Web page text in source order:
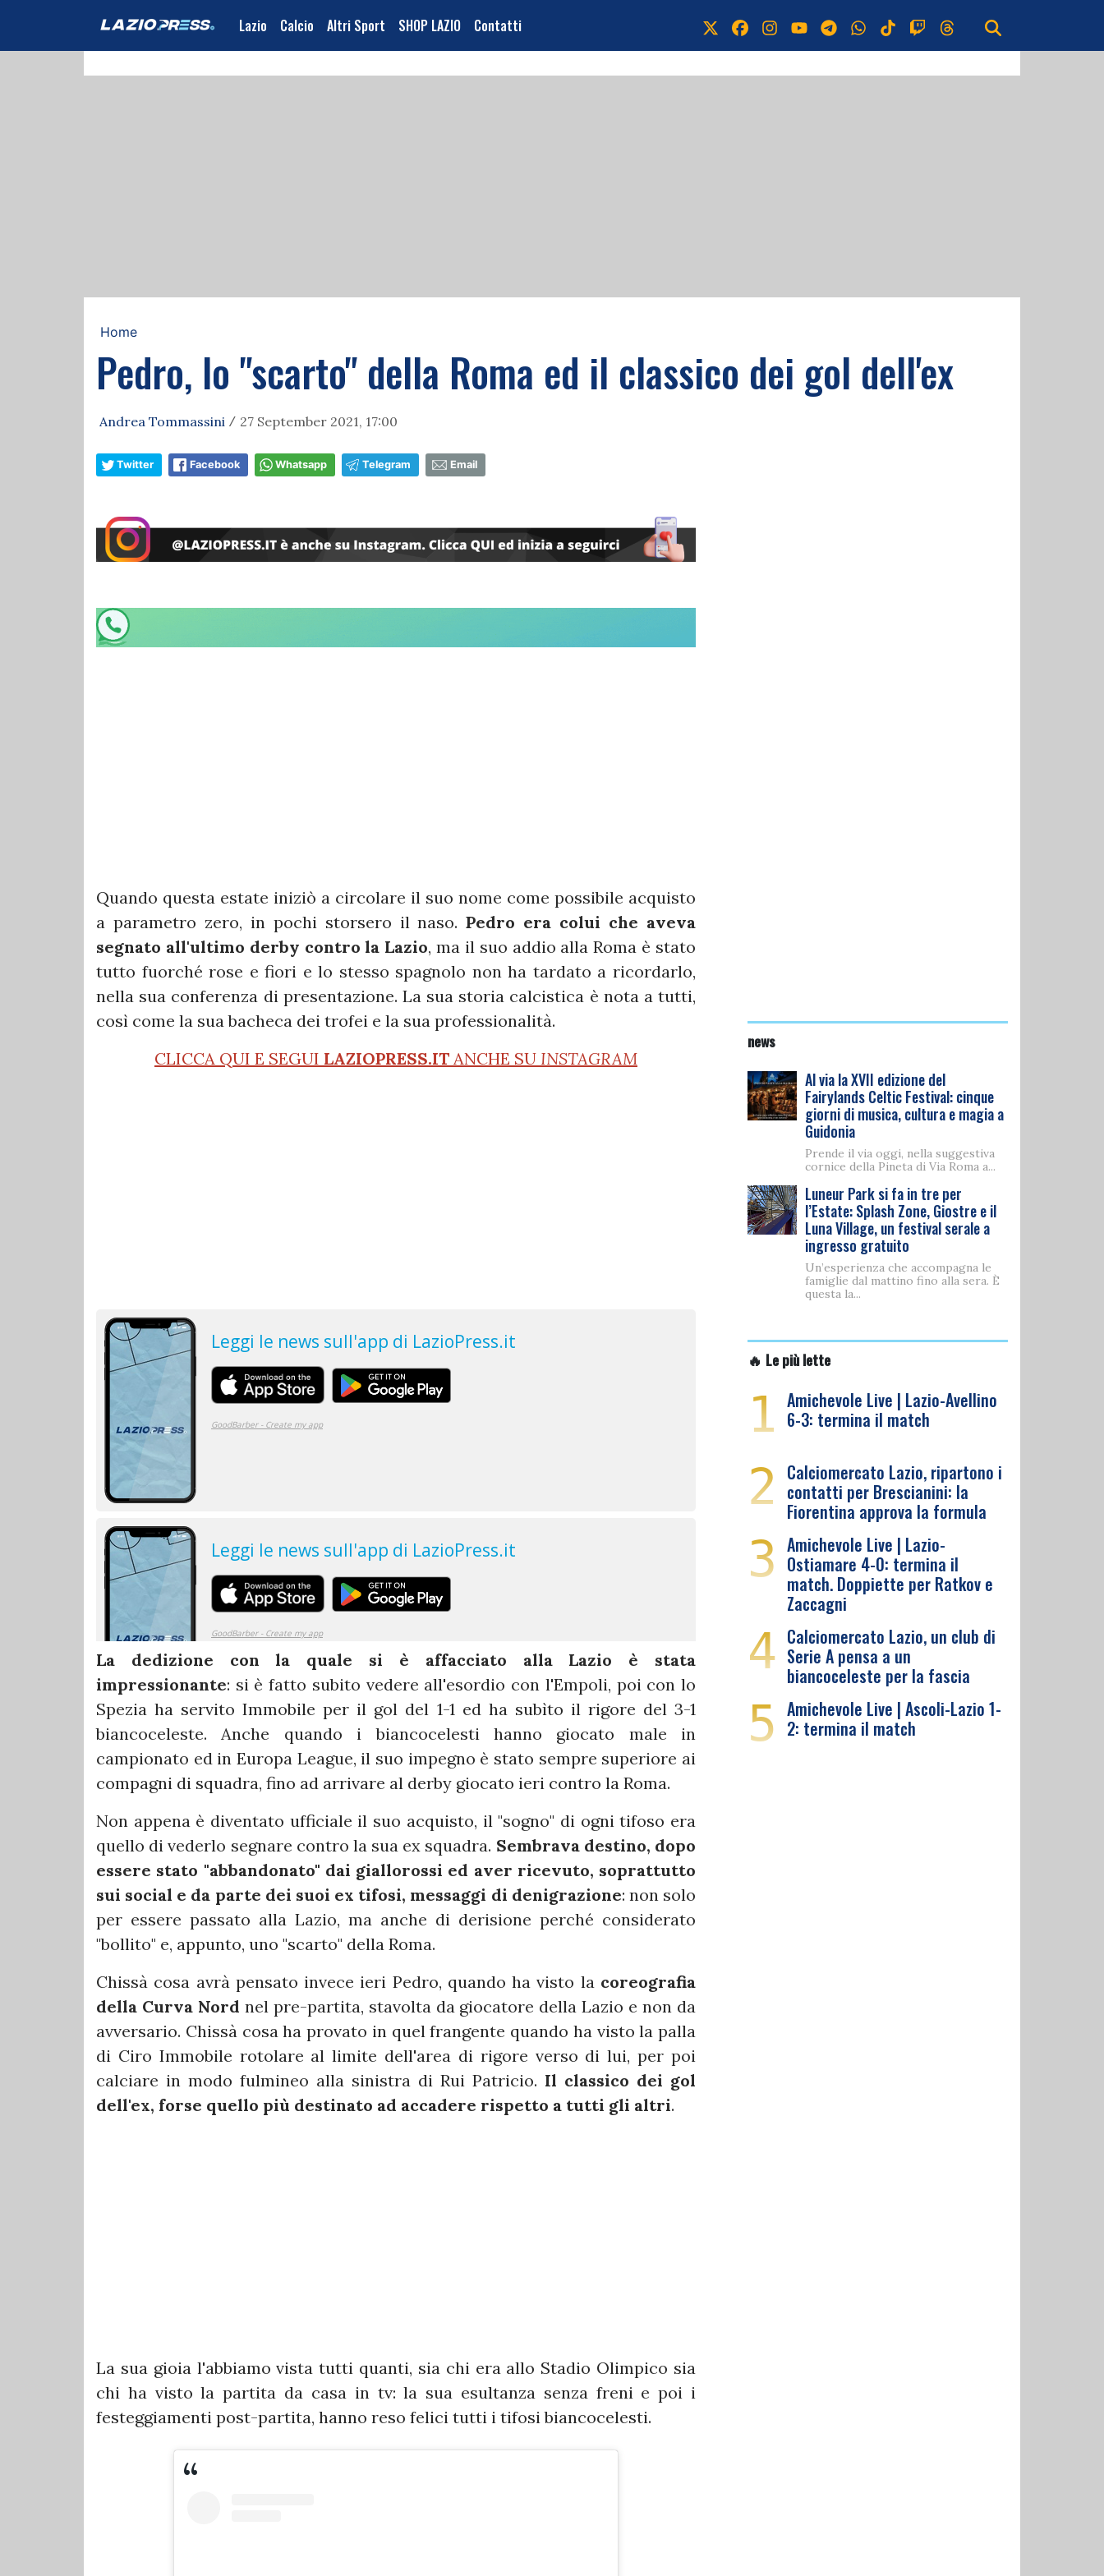
Lazio Calcio Altri Sport SHOP LAZIO Contatti
Home
Pedro, lo "scarto" della Roma ed il classico dei gol dell'ex
Andrea Tommassini / 27 September 2021, 17:00
Twitter Facebook Whatsapp Telegram Email
Quando questa estate iniziò a circolare il suo nome come possibile acquisto
a parametro zero, in pochi storsero il naso.Pedro era colui che aveva
segnato all'ultimo derby contro la Lazio, ma il suo addio alla Roma è stato
tutto fuorché rose e fiori e lo stesso spagnolo non ha tardato a ricordarlo,
nella sua conferenza di presentazione. La sua storia calcistica è nota a tutti,
così come la sua bacheca dei trofei e la sua professionalità.
CLICCA QUI E SEGUI LAZIOPRESS.IT ANCHE SU INSTAGRAM
La dedizione con la quale si è affacciato alla Lazio è stata
impressionante: si è fatto subito vedere all'esordio con l'Empoli, poi con lo
Spezia ha servito Immobile per il gol del 1-1 ed ha subìto il rigore del 3-1
biancoceleste. Anche quando i biancocelesti hanno giocato male in
campionato ed in Europa League, il suo impegno è stato sempre superiore ai
compagni di squadra, fino ad arrivare al derby giocato ieri contro la Roma.
Non appena è diventato ufficiale il suo acquisto, il "sogno" di ogni tifoso era
quello di vederlo segnare contro la sua ex squadra. Sembrava destino, dopo
essere stato "abbandonato" dai giallorossi ed aver ricevuto, soprattutto
sui social e da parte dei suoi ex tifosi, messaggi di denigrazione: non solo
per essere passato alla Lazio, ma anche di derisione perché considerato
"bollito" e, appunto, uno "scarto" della Roma.
Chissà cosa avrà pensato invece ieri Pedro, quando ha visto la coreografia
della Curva Nord nel pre-partita, stavolta da giocatore della Lazio e non da
avversario. Chissà cosa ha provato in quel frangente quando ha visto la palla
di Ciro Immobile rotolare al limite dell'area di rigore verso di lui, per poi
calciare in modo fulmineo alla sinistra di Rui Patricio. Il classico dei gol
dell'ex, forse quello più destinato ad accadere rispetto a tutti gli altri.
La sua gioia l'abbiamo vista tutti quanti, sia chi era allo Stadio Olimpico sia
chi ha visto la partita da casa in tv: la sua esultanza senza freni e poi i
festeggiamenti post-partita, hanno reso felici tutti i tifosi biancocelesti.
news
Al via la XVII edizione del
Fairylands Celtic Festival: cinque
giorni di musica, cultura e magia a
Guidonia
Prende il via oggi, nella suggestiva
cornice della Pineta di Via Roma a...
Luneur Park si fa in tre per
l’Estate: Splash Zone, Giostre e il
Luna Village, un festival serale a
ingresso gratuito
Un’esperienza che accompagna le
famiglie dal mattino fino alla sera. È
questa la...
🔥 Le più lette
1 Amichevole Live | Lazio-Avellino
6-3: termina il match
2 Calciomercato Lazio, ripartono i
contatti per Brescianini: la
Fiorentina approva la formula
3 Amichevole Live | Lazio-
Ostiamare 4-0: termina il
match. Doppiette per Ratkov e
Zaccagni
4 Calciomercato Lazio, un club di
Serie A pensa a un
biancoceleste per la fascia
5 Amichevole Live | Ascoli-Lazio 1-
2: termina il match